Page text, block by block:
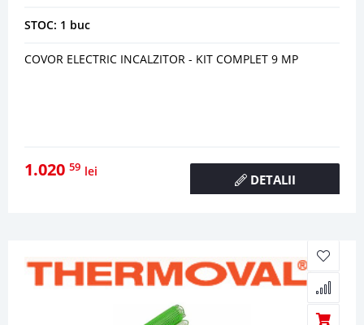
STOC: 1 buc
COVOR ELECTRIC INCALZITOR - KIT COMPLET 9 MP
1.020 59 lei
DETALII